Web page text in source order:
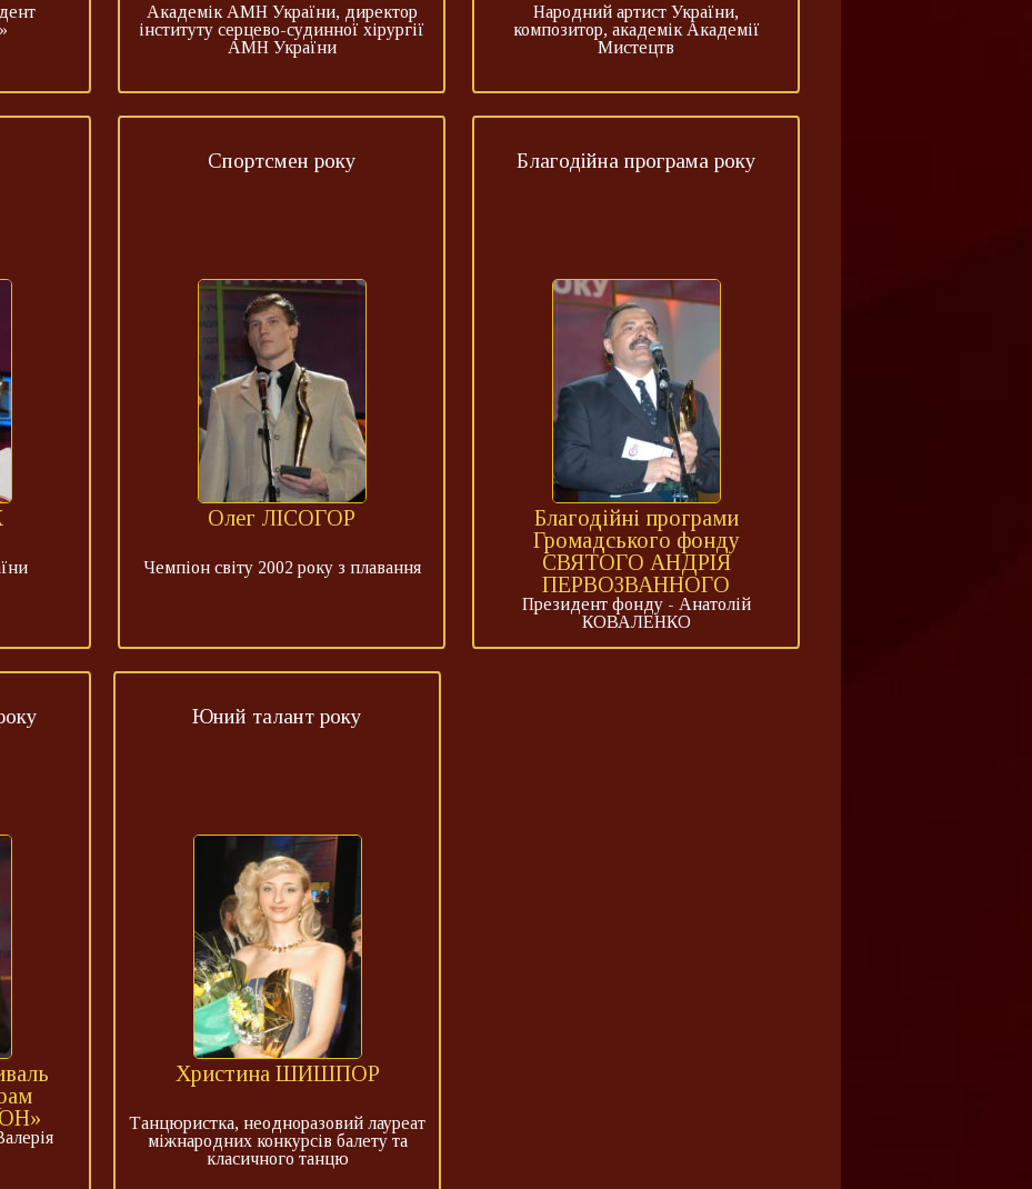
Академік АМН України, директор
інституту серцево-судинної хірургії
АМН України
Народний артист України,
композитор, академік Академії
Мистецтв
Спортсмен року
Олег ЛІСОГОР
Чемпіон світу 2002 року з плавання
Благодійна програма року
Благодійні програми
Громадського фонду
СВЯТОГО АНДРІЯ
ПЕРВОЗВАННОГО
Президент фонду - Анатолій
КОВАЛЕНКО
Юний талант року
Христина ШИШПОР
Танцюристка, неодноразовий лауреат
міжнародних конкурсів балету та
класичного танцю